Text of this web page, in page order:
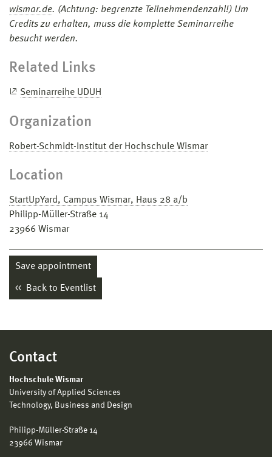
wismar.de. (Achtung: begrenzte Teilnehmendenzahl!) Um
Credits zu erhalten, muss die komplette Seminarreihe
besucht werden.
Related Links
Seminarreihe UDUH
Organization
Robert-Schmidt-Institut der Hochschule Wismar
Location
StartUpYard, Campus Wismar, Haus 28 a/b
Philipp-Müller-Straße 14
23966 Wismar
Save appointment
Back to Eventlist
Contact
Hochschule Wismar
University of Applied Sciences
Technology, Business and Design
Philipp-Müller-Straße 14
23966 Wismar